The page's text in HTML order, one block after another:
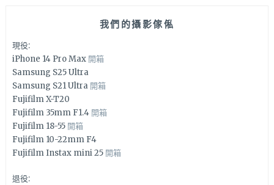
我們的攝影傢俬
現役:
iPhone 14 Pro Max 開箱
Samsung S25 Ultra
Samsung S21 Ultra 開箱
Fujifilm X-T20
Fujifilm 35mm F1.4 開箱
Fujifilm 18-55 開箱
Fujifilm 10-22mm F4
Fujifilm Instax mini 25 開箱
退役: